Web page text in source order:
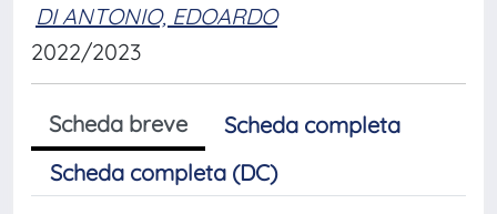
DI ANTONIO, EDOARDO
2022/2023
Scheda breve
Scheda completa
Scheda completa (DC)